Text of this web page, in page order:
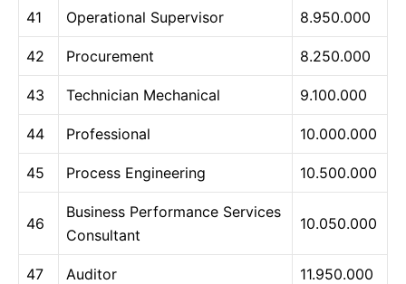
41 Operational Supervisor 8.950.000
42 Procurement 8.250.000
43 Technician Mechanical 9.100.000
44 Professional 10.000.000
45 Process Engineering 10.500.000
46
Business Performance Services
Consultant
10.050.000
47 Auditor 11.950.000